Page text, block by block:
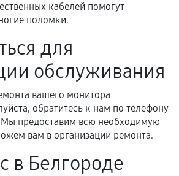
возможно оформление
Стоимость, сроки и
согласовываются отдельно и
не действует
эксплуатации,
кабелей помогут
поломки.
для
обслуживания
вашего монитора
обратитесь к нам по телефону
предоставим всю необходимую
вам в организации ремонта.
в Белгороде